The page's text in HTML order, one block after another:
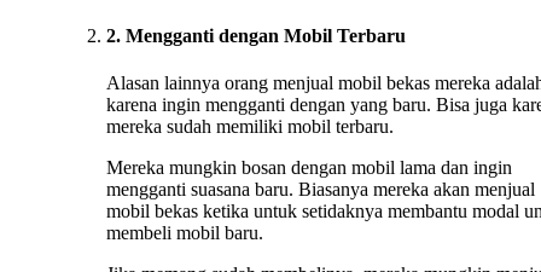
2. Mengganti dengan Mobil Terbaru
Alasan lainnya orang menjual mobil bekas mereka
karena ingin mengganti dengan yang baru. Bisa juga
mereka sudah memiliki mobil terbaru.
Mereka mungkin bosan dengan mobil lama dan ingin
mengganti suasana baru. Biasanya mereka akan menjual
mobil bekas ketika untuk setidaknya membantu modal
membeli mobil baru.